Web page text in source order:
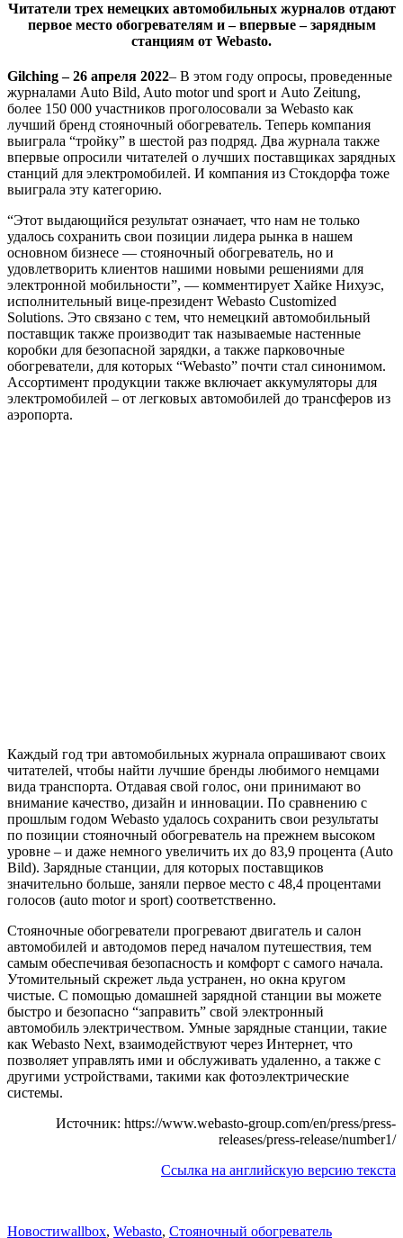
Читатели трех немецких автомобильных журналов отдают
первое место обогревателям и – впервые – зарядным
станциям от Webasto.
Gilching – 26 апреля 2022– В этом году опросы, проведенные
журналами Auto Bild, Auto motor und sport и Auto Zeitung,
более 150 000 участников проголосовали за Webasto как
лучший бренд стояночный обогреватель. Теперь компания
выиграла “тройку” в шестой раз подряд. Два журнала также
впервые опросили читателей о лучших поставщиках зарядных
станций для электромобилей. И компания из Стокдорфа тоже
выиграла эту категорию.
“Этот выдающийся результат означает, что нам не только
удалось сохранить свои позиции лидера рынка в нашем
основном бизнесе — стояночный обогреватель, но и
удовлетворить клиентов нашими новыми решениями для
электронной мобильности”, — комментирует Хайке Нихуэс,
исполнительный вице-президент Webasto Customized
Solutions. Это связано с тем, что немецкий автомобильный
поставщик также производит так называемые настенные
коробки для безопасной зарядки, а также парковочные
обогреватели, для которых “Webasto” почти стал синонимом.
Ассортимент продукции также включает аккумуляторы для
электромобилей – от легковых автомобилей до трансферов из
аэропорта.
Каждый год три автомобильных журнала опрашивают своих
читателей, чтобы найти лучшие бренды любимого немцами
вида транспорта. Отдавая свой голос, они принимают во
внимание качество, дизайн и инновации. По сравнению с
прошлым годом Webasto удалось сохранить свои результаты
по позиции стояночный обогреватель на прежнем высоком
уровне – и даже немного увеличить их до 83,9 процента (Auto
Bild). Зарядные станции, для которых поставщиков
значительно больше, заняли первое место с 48,4 процентами
голосов (auto motor и sport) соответственно.
Стояночные обогреватели прогревают двигатель и салон
автомобилей и автодомов перед началом путешествия, тем
самым обеспечивая безопасность и комфорт с самого начала.
Утомительный скрежет льда устранен, но окна кругом
чистые. С помощью домашней зарядной станции вы можете
быстро и безопасно “заправить” свой электронный
автомобиль электричеством. Умные зарядные станции, такие
как Webasto Next, взаимодействуют через Интернет, что
позволяет управлять ими и обслуживать удаленно, а также с
другими устройствами, такими как фотоэлектрические
системы.
Источник: https://www.webasto-group.com/en/press/press-
releases/press-release/number1/
Ссылка на английскую версию текста
Категории
НовостиТеги
wallbox, Webasto, Стояночный обогреватель